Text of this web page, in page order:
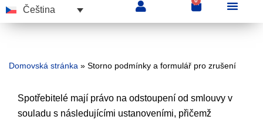
Čeština
Domovská stránka » Storno podmínky a formulář pro zrušení
Spotřebitelé mají právo na odstoupení od smlouvy v
souladu s následujícími ustanoveními, přičemž